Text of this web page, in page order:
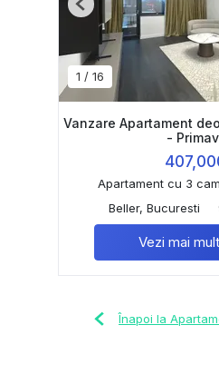
1 / 16
Previous
Vanzare Apartament
-
Apartament cu 3
Beller, Bucuresti
Vezi mai
Înapoi la